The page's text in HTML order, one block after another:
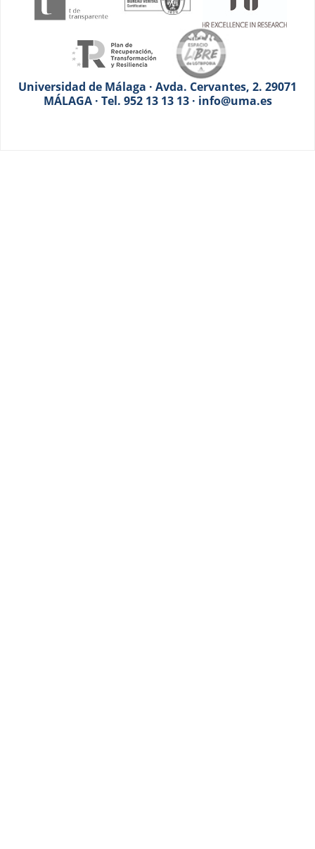
Universidad de Málaga · Avda. Cervantes, 2. 29071
MÁLAGA · Tel. 952 13 13 13 · info@uma.es